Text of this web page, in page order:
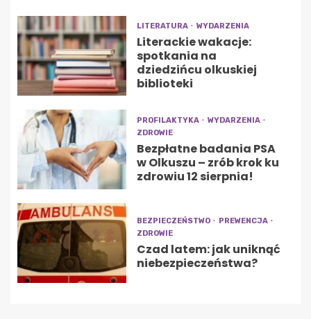
LITERATURA WYDARZENIA
Literackie wakacje:
spotkania na
dziedzińcu olkuskiej
biblioteki
PROFILAKTYKA
WYDARZENIA
ZDROWIE
Bezpłatne badania PSA
w Olkuszu – zrób krok ku
zdrowiu 12 sierpnia!
BEZPIECZEŃSTWO
PREWENCJA
ZDROWIE
Czad latem: jak uniknąć
niebezpieczeństwa?